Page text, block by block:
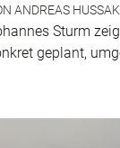
ANDREAS HUSSAK
Sturm
geplant,